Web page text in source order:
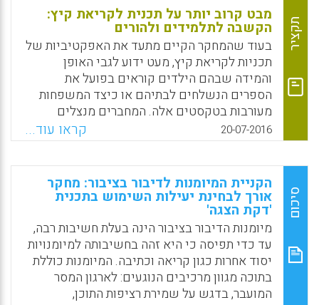
הציבורי. עם זאת, שיתופים אלה דורשים
מיומנויות ואוריינטציות ייחודיות של חוקרים, אשר
מודלים מסורתיים של לימודי דוקטורט אינם
מתוכננים לפתח. בנוסף, תשומת לב פחותה בהרבה
הוענקה לתהליך ההכשרה ולמתן כלים עבור
חוקרים מתחילים המעורבים בקהילה. מאמר זה
מציג את הממצאים ממחקר עצמי של פרויקט
מחקר אשר תוכנן לבנות בקרב תלמידי דוקטורט
את המיומנויות, את הנטיות, ואת המחויבויות של
Park, Soojin Oh; Tieken, Mara Casey, 2016).
WhatsApp
Facebook
Email
X
תקציר
מבט קרוב יותר על תכנית לקריאת קיץ:
הקשבה לתלמידים ולהורים
בעוד שהמחקר הקיים מתעד את האפקטיביות של
תכניות לקריאת קיץ, מעט ידוע לגבי האופן
והמידה שבהם הילדים קוראים בפועל את
הספרים הנשלחים לבתיהם או כיצד המשפחות
מעורבות בטקסטים אלה. המחברים מנצלים
הזדמנות זו כדי להעמיק ולחקור את שאירע כאשר
ספרים נשלחו לבתיהן של משפחות בעלות הכנסה
נמוכה ומגוונות מבחינה תרבותית. בפרט, המחברת
ותלמידי התואר השלישי שלה עשו שימוש
בביקורי בית ובראיונות כדי להבין בצורה טובה
יותר כיצד תלמידים ובני משפחה היו מעורבים
בספרי קריאת הקיץ (Compton-Lilly, Catherine;
Caloia, Rachel; Quast, Erin; McCann, Kelly,
2016).
WhatsApp
Facebook
Email
X
20-07-2016 קראו עוד...
סיכום
הקניית המיומנות לדיבור בציבור: מחקר
אורך לבחינת יעילות השימוש בתכנית
'דקת הצגה'
מיומנות הדיבור בציבור הינה בעלת חשיבות רבה,
עד כדי תפיסה כי היא זהה בחשיבותה למיומנויות
יסוד אחרות כגון קריאה וכתיבה. המיומנות כוללת
בתוכה מגוון מרכיבים הנוגעים: לארגון המסר
המועבר, בדגש על שמירת רציפות התוכן,